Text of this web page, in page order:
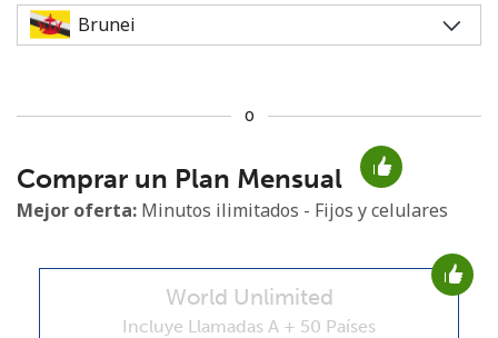
No se ha creado una contraseña
Mínimo 8 caracteres
Una letra mayúscula y una minúscula
Un número
o
Comprar un Plan Mensual
Mejor oferta: Minutos ilimitados - Fijos y celulares
World Unlimited
Incluye Llamadas A + 50 Países